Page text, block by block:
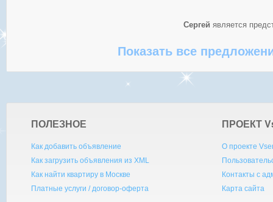
Сергей является
Показать все
ПОЛЕЗНОЕ
Как добавить объявление
Как загрузить объявления из XML
Как найти квартиру в Москве
Платные услуги / договор-оферта
ПРОЕКТ V
О проекте
Контакты с
Карта сайта